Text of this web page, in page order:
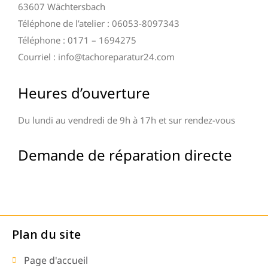
63607 Wächtersbach
Téléphone de l’atelier : 06053-8097343
Téléphone : 0171 – 1694275
Courriel : info@tachoreparatur24.com
Heures d’ouverture
Du lundi au vendredi de 9h à 17h et sur rendez-vous
Demande de réparation directe
Plan du site
Page d'accueil